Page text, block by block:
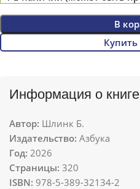
В
Купить
Информация о книге
Автор: Шлинк Б.
Издательство: Азбука
Год: 2026
Страницы: 320
ISBN: 978-5-389-32134-2